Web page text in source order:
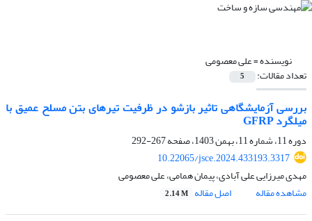
نویسنده =علی معصومی
تعداد مقالات: 5
بررسی آزمایشگاهی تاثیر بازشو در ظرفیت تیرهای بتن مسلح عمیق با
میلگرد GFRP
دوره 11، شماره 11، بهمن 1403، صفحه
267-292
10.22065/jsce.2024.433193.3317
مهدی میرزایی علی آبادی، پیمان همامی، علی معصومی
مشاهده مقاله
اصل مقاله 2.14 M